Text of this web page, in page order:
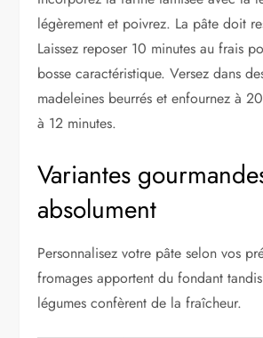
légèrement et poivrez. La pâte doit
Laissez reposer 10 minutes au frais
bosse caractéristique. Versez dans
madeleines beurrés et enfournez à
à 12 minutes.
Variantes
absolument
Personnalisez votre pâte selon vos
fromages apportent du fondant
légumes confèrent de la fraîcheur.